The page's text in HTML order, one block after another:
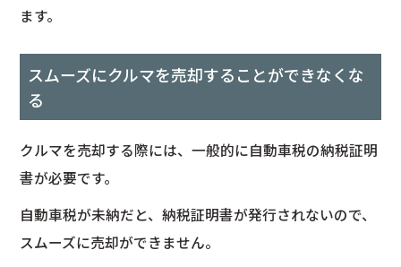
ます。
スムーズにクルマを売却することができなくな
る
クルマを売却する際には、一般的に自動車税の納税証明
書が必要です。
自動車税が未納だと、納税証明書が発行されないので、
スムーズに売却ができません。